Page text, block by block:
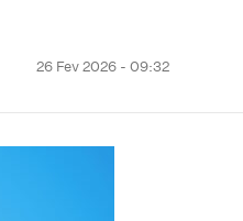
26 Fev 2026 - 09:32